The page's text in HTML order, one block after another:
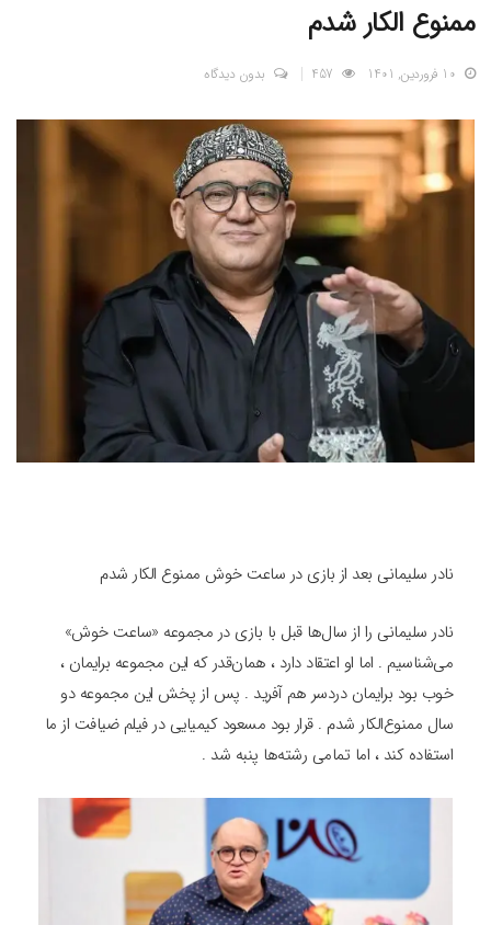
ممنوع الکار شدم
10 فروردین, 1401 بدون دیدگاه
نادر سلیمانی بعد از بازی در ساعت خوش ممنوع الکار شدم
نادر سلیمانی را از سال‌ها قبل با بازی در مجموعه «ساعت خوش»
می‌‌شناسیم . اما او اعتقاد دارد ، همان‌قدر که این مجموعه برایمان ،
خوب بود برایمان دردسر هم آفرید . پس از پخش این مجموعه دو
سال ممنوع‌الکار شدم . قرار بود مسعود کیمیایی در فیلم ضیافت از ما
استفاده کند ، اما تمامی رشته‌ها پنبه شد .